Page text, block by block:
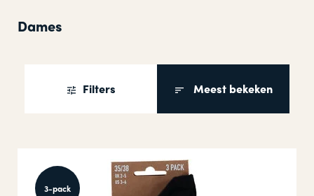
Dames
Filters Meest bekeken
3-pack